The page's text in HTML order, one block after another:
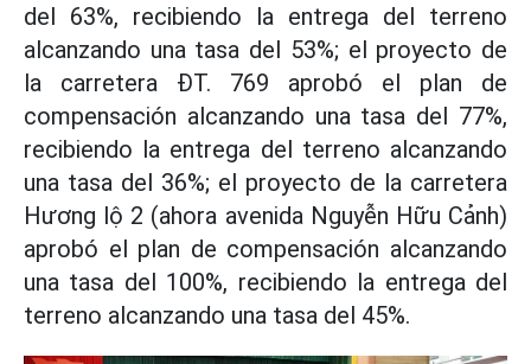
del 63%, recibiendo la entrega del terreno
alcanzando una tasa del 53%; el proyecto de
la carretera ĐT. 769 aprobó el plan de
compensación alcanzando una tasa del 77%,
recibiendo la entrega del terreno alcanzando
una tasa del 36%; el proyecto de la carretera
Hương lộ 2 (ahora avenida Nguyễn Hữu Cảnh)
aprobó el plan de compensación alcanzando
una tasa del 100%, recibiendo la entrega del
terreno alcanzando una tasa del 45%.